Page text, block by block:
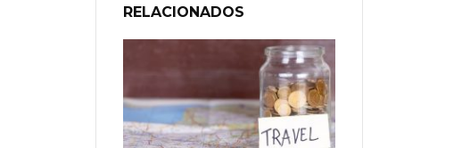
RELACIONADOS